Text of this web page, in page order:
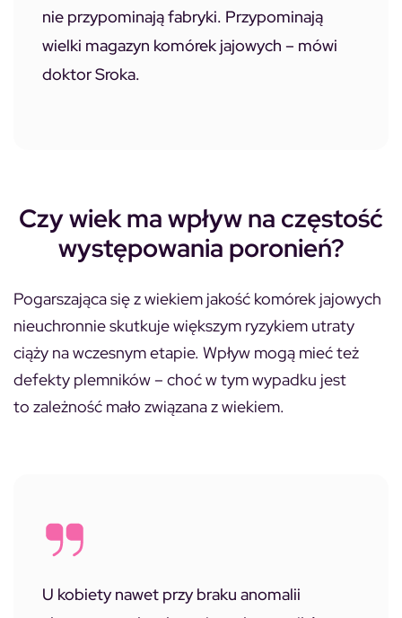
nie przypominają fabryki. Przypominają
wielki magazyn komórek jajowych – mówi
doktor Sroka.
Czy wiek ma wpływ na częstość
występowania poronień?
Pogarszająca się z wiekiem jakość komórek jajowych
nieuchronnie skutkuje większym ryzykiem utraty
ciąży na wczesnym etapie. Wpływ mogą mieć też
defekty plemników – choć w tym wypadku jest
to zależność mało związana z wiekiem.
U kobiety nawet przy braku anomalii